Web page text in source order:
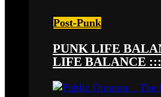
Post-Punk
PUNK LIFE
LIFE BALANCE